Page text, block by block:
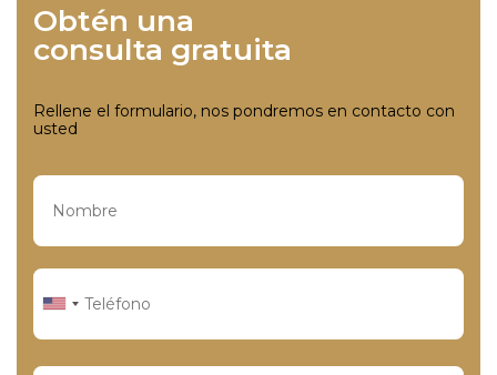
Obtén una
consulta gratuita
Rellene el formulario, nos pondremos en contacto con
usted